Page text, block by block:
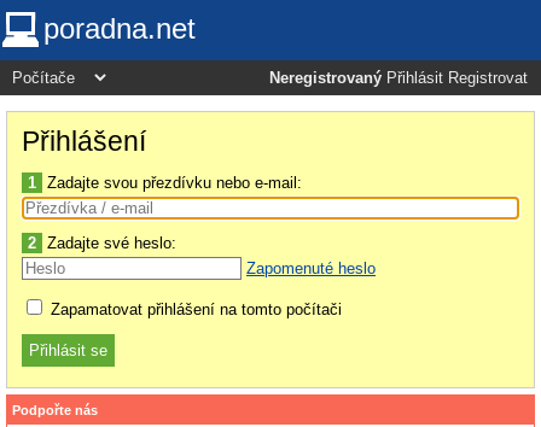
poradna.net
Neregistrovaný Přihlásit Registrovat
Přihlášení
1 Zadajte svou přezdívku nebo e-mail:
2 Zadajte své heslo:
Zapomenuté heslo
Zapamatovat přihlášení na tomto počítači
Podpořte nás